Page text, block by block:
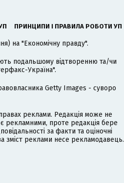
ПРИНЦИПИ І ПРАВИЛА РОБОТИ УП
на "Економічну правду".
подальшому відтворенню та/чи
Україна".
Getty Images - суворо
реклами. Редакція може не
рекламними, проте редакція бере
за факти та оціночні
зміст реклами несе рекламодавець.